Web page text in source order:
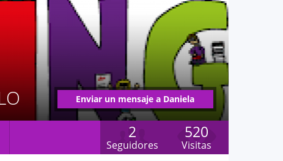
Enviar un mensaje a Daniela
Francisca Hidalgo Lillo
520
Visitas
2
Seguidores